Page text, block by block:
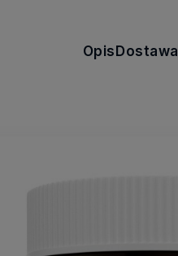
OpisDostawa